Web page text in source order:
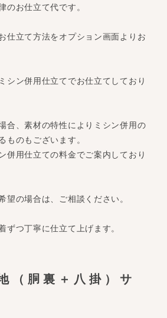
のお仕立て代です。
仕立て方法をオプション画面よりお
シン併用仕立てでお仕立てしており
合、素材の特性によりミシン併用の
ものもございます。
併用仕立ての料金でご案内しており
望の場合は、ご相談ください。
ずつ丁寧に仕立て上げます。
（胴裏＋八掛）サ